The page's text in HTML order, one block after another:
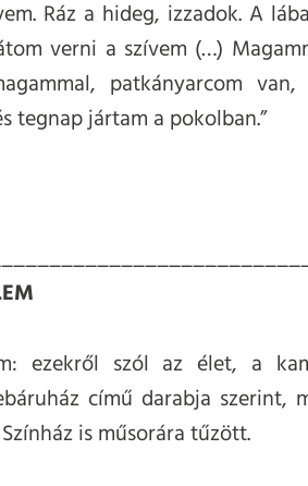
Ráz a hideg, izzadok. A
verni a szívem (…)
patkányarcom
tegnap jártam a pokolban.”
ezekről szól az élet, a
című darabja szerint,
is műsorára tűzött.